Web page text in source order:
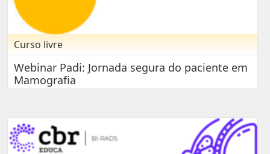
Curso livre
Webinar Padi: Jornada segura do paciente em
Mamografia